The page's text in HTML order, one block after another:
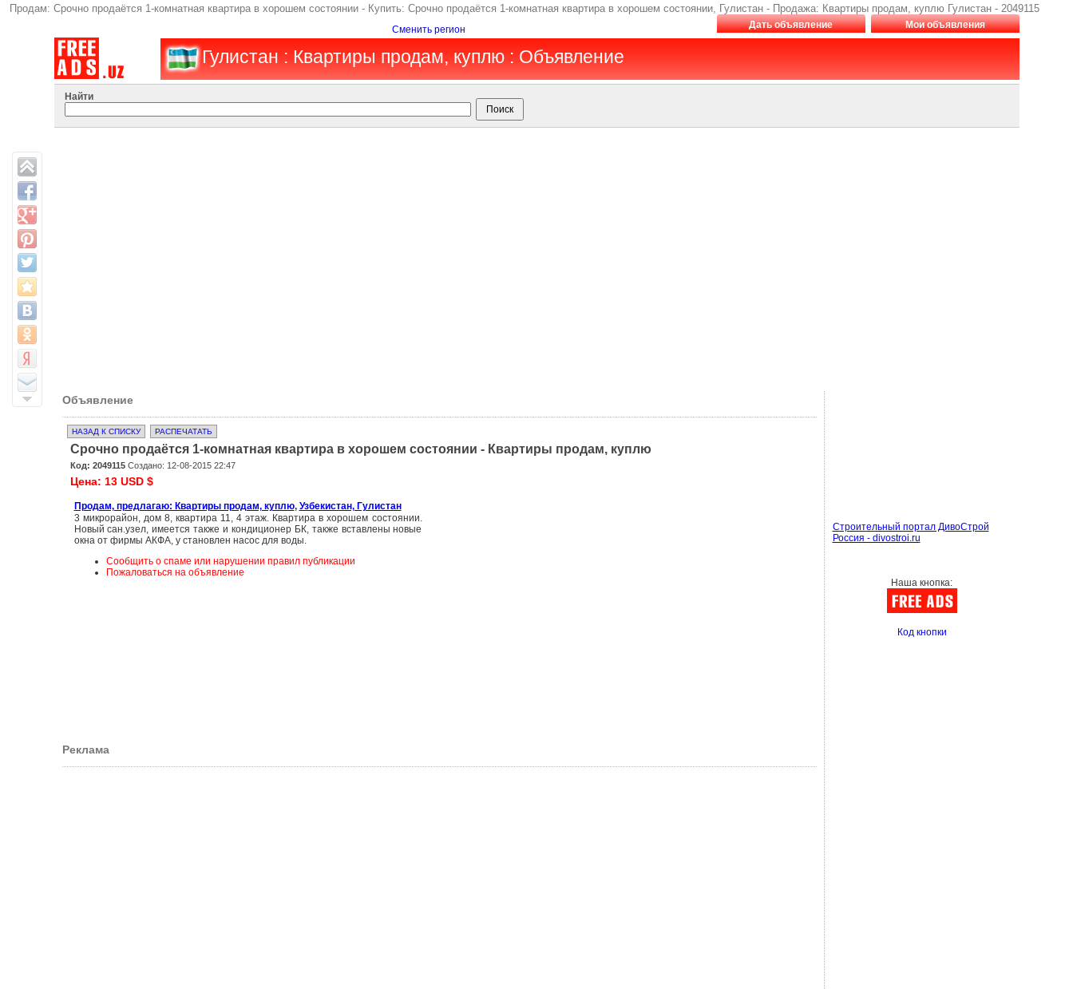
Продам: Срочно продаётся 1-комнатная квартира в хорошем состоянии - Купить: Срочно продаётся 1-комнатная квартира в хорошем состоянии, Гулистан - Продажа: Квартиры продам, куплю Гулистан - 2049115
Сменить регион Дать объявление Мои объявления
Гулистан : Квартиры продам, куплю : Объявление
Найти
Объявление
НАЗАД К СПИСКУ РАСПЕЧАТАТЬ
Срочно продаётся 1-комнатная квартира в хорошем состоянии - Квартиры продам, куплю
Код: 2049115Создано: 12-08-2015 22:47
Цена: 13 USD $
Продам, предлагаю: Квартиры продам, куплю, Узбекистан, Гулистан
3 микрорайон, дом 8, квартира 11, 4 этаж. Квартира в хорошем состоянии.
Новый сан.узел, имеется также и кондиционер БК, также вставлены новые
окна от фирмы АКФА, у становлен насос для воды.
Сообщить о спаме или нарушении правил публикации
Пожаловаться на объявление
Реклама
Строительный портал ДивоСтрой
Россия - divostroi.ru
Наша кнопка:
Код кнопки